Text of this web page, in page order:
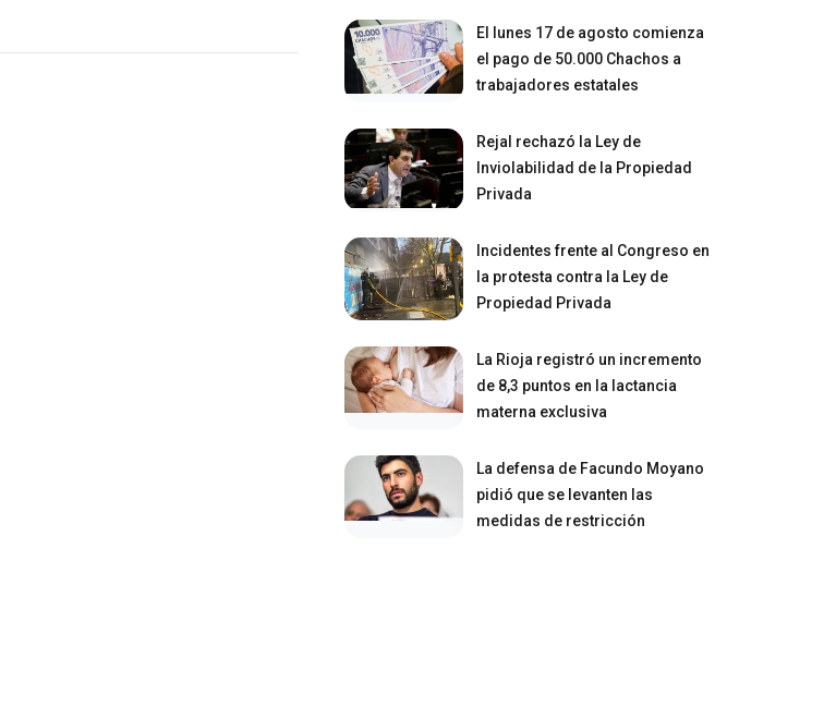
El lunes 17 de agosto comienza
el pago de 50.000 Chachos a
trabajadores estatales
Rejal rechazó la Ley de
Inviolabilidad de la Propiedad
Privada
Incidentes frente al Congreso en
la protesta contra la Ley de
Propiedad Privada
La Rioja registró un incremento
de 8,3 puntos en la lactancia
materna exclusiva
La defensa de Facundo Moyano
pidió que se levanten las
medidas de restricción